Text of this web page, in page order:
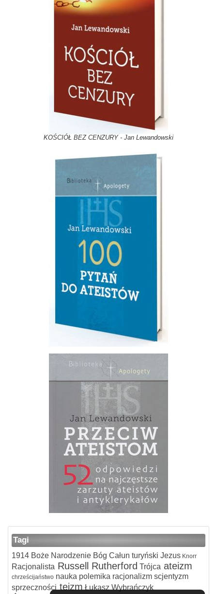
KOŚCIÓŁ BEZ CENZURY - Jan Lewandowski
Tagi
1914Boże NarodzenieBóg Całun turyński JezusKnorr
Racjonalista Russell Rutherford Trójca ateizm
chrześcijaństwonauka polemika racjonalizmscjentyzm
sprzeczności teizm Łukasz Wybrańczyk